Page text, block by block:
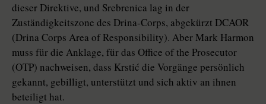
dieser Direktive, und Srebrenica lag in der
Zuständigkeitszone des Drina-Corps, abgekürzt DCAOR
(Drina Corps Area of Responsibility). Aber Mark Harmon
muss für die Anklage, für das Office of the Prosecutor
(OTP) nachweisen, dass Krstić die Vorgänge persönlich
gekannt, gebilligt, unterstützt und sich aktiv an ihnen
beteiligt hat.